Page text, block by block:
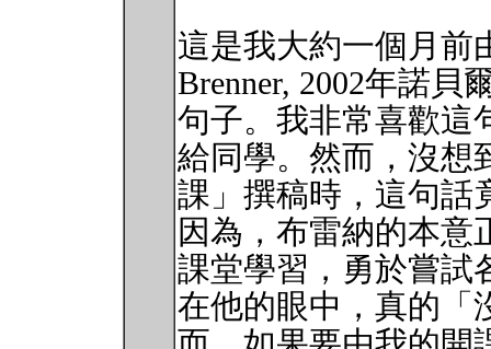
這是我大約一個月前
Brenner, 2002年諾貝
句子。我非常喜歡這
給同學。然而，沒想
課」撰稿時，這句話
因為，布雷納的本意
課堂學習，勇於嘗試
在他的眼中，真的「